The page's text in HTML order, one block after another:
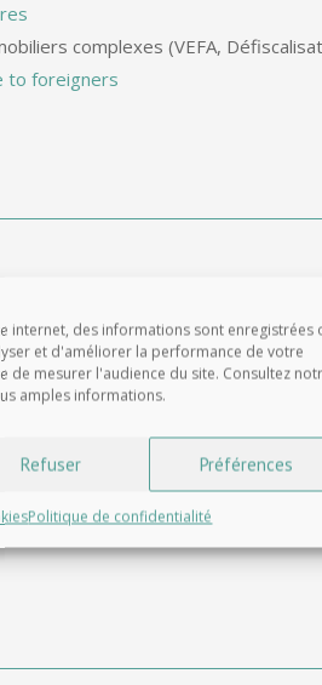
internet, des informations sont enregistrées
et d'améliorer la performance de votre
de mesurer l'audience du site. Consultez
amples informations.
Refuser Préférences
Politique de confidentialité
complexes (VEFA,
to foreigners
– Notaire associé
succession)